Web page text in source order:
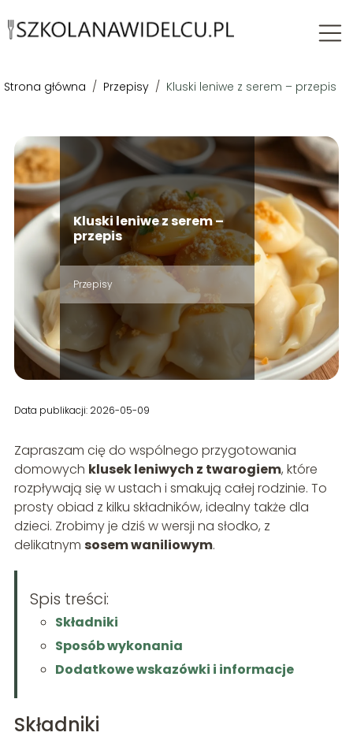
Strona główna / Przepisy / Kluski leniwe z serem – przepis
Kluski leniwe z serem –
przepis
Przepisy
Data publikacji: 2026-05-09
Zapraszam cię do wspólnego przygotowania
domowych klusek leniwych z twarogiem, które
rozpływają się w ustach i smakują całej rodzinie. To
prosty obiad z kilku składników, idealny także dla
dzieci. Zrobimy je dziś w wersji na słodko, z
delikatnym sosem waniliowym.
Spis treści:
Składniki
Sposób wykonania
Dodatkowe wskazówki i informacje
Składniki